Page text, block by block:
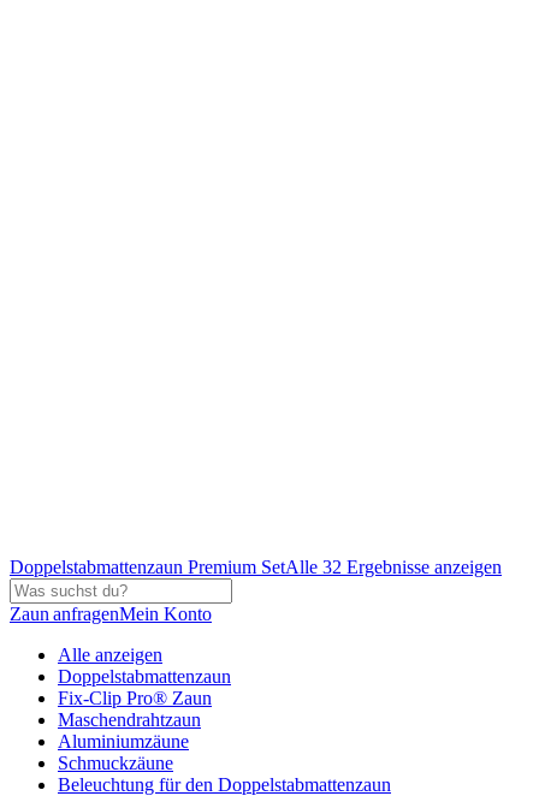
Doppelstabmattenzaun Premium SetAlle 32 Ergebnisse anzeigen
Zaun anfragenMein Konto
Alle anzeigen
Doppelstabmattenzaun
Fix-Clip Pro® Zaun
Maschendrahtzaun
Aluminiumzäune
Schmuckzäune
Beleuchtung für den Doppelstabmattenzaun